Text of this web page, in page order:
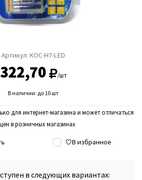
Артикул: KOC-H7-LED
322,70 /шт
В наличии: до 10 шт
для интернет-магазина и может отличаться
в розничных магазинах
В избранное
в следующих вариантах: